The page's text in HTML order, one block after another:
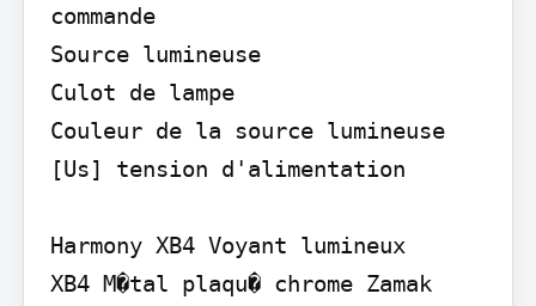
commande
Source lumineuse
Culot de lampe
Couleur de la source lumineuse
[Us] tension d'alimentation
Harmony XB4 Voyant lumineux
XB4 M�tal plaqu� chrome Zamak